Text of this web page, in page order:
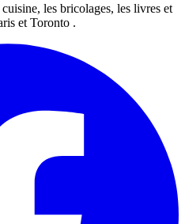
les bricolages, les livres et
et Toronto .